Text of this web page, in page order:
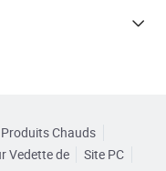
)
)
Chauds
Vedette de
Site PC